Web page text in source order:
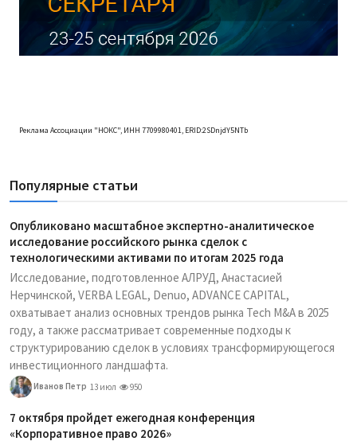
Реклама Ассоциации "НОКС", ИНН 7709980401, ERID:2SDnjdY5NTb
Популярные статьи
Опубликовано масштабное экспертно-аналитическое
исследование российского рынка сделок с
технологическими активами по итогам 2025 года
Исследование, подготовленное АЛРУД, Анастасией
Нерчинской, VERBA LEGAL, Denuo, ADVANCE CAPITAL,
охватывает анализ основных трендов рынка Tech M&A в 2025
году, а также рассматривает современные подходы к
структурированию сделок в условиях трансформирующегося
инвестиционного ландшафта.
Иванов Петр 13 июл 950
7 октября пройдет ежегодная конференция
«Корпоративное право 2026»